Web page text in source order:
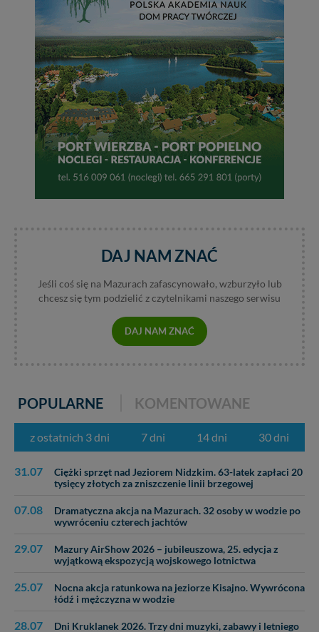
DAJ NAM ZNAĆ
Jeśli coś się na Mazurach zafascynowało, wzburzyło lub
chcesz się tym podzielić z czytelnikami naszego serwisu
DAJ NAM ZNAĆ
POPULARNE KOMENTOWANE
z ostatnich 3 dni 7 dni 14 dni 30 dni
31.07
Ciężki sprzęt nad Jeziorem Nidzkim. 63-latek zapłaci 20
tysięcy złotych za zniszczenie linii brzegowej
07.08
Dramatyczna akcja na Mazurach. 32 osoby w wodzie po
wywróceniu czterech jachtów
29.07
Mazury AirShow 2026 – jubileuszowa, 25. edycja z
wyjątkową ekspozycją wojskowego lotnictwa
25.07
Nocna akcja ratunkowa na jeziorze Kisajno. Wywrócona
łódź i mężczyzna w wodzie
28.07
Dni Kruklanek 2026. Trzy dni muzyki, zabawy i letniego
itp). Więcej informacji o zasadach i funkcjonalności
serwisu w
Administratorem Twoich danych jest: Agencja
Reklamowa Kreacja Monika Borkowska, z siedzibą ul.
Wiejska 17, 11-500 Giżycko. Możesz z nami
skontaktować się za pośrednictwem tejstrony.
W każdej chwili możesz: zażądać dostępu do swoich
danych, zażądać ich poprawienia lub usunięcia,
zabronić ich przetwarzania. Pamiętaj jednak, że nie
zawsze jest możliwe techniczne zrealizowanie Twoich
praw w odniesieniu do informacji zawartych w plikach
Dziękujemy, i życzmy miłego odkrywania Mazur na